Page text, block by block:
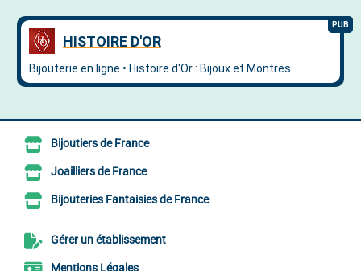
Bijoutiers de France
Joailliers de France
Bijouteries Fantaisies de France
Gérer un établissement
Mentions Légales